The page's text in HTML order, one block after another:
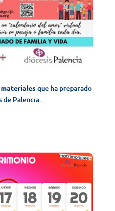
materialesque ha preparado
de Palencia.